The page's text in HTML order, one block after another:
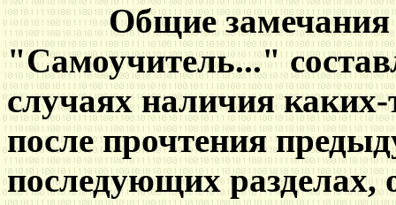
Общие замечания
"Самоучитель..."
случаях наличия
после прочтения
последующих разделах,